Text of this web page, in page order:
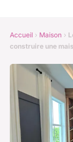
Accueil › Maison ›
construire une